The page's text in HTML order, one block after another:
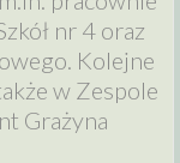
nr 4 oraz
Kolejne
w Zespole
Grażyna